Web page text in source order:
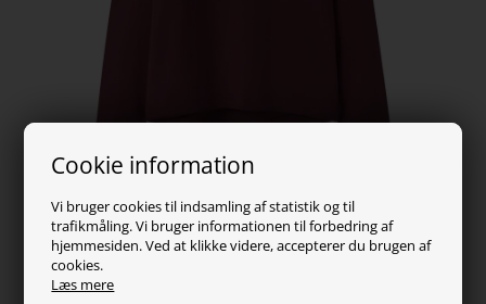
Cookie information
Vi bruger cookies til indsamling af statistik og til
trafikmåling. Vi bruger informationen til forbedring af
hjemmesiden. Ved at klikke videre, accepterer du brugen af
cookies.
Læs mere